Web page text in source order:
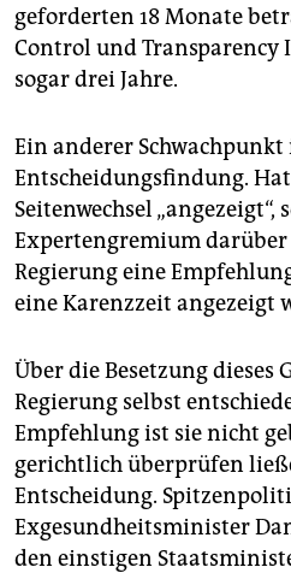
geforderten 18 Monate
Control und
sogar drei Jahre.
Ein anderer Schwachpunkt
Entscheidungsfindung.
Seitenwechsel
Expertengremium
Regierung eine
eine Karenzzeit angezeigt
Über die Besetzung dieses
Regierung selbst
Empfehlung ist sie nicht
gerichtlich überprüfen
Entscheidung.
Exgesundheitsminister
den einstigen